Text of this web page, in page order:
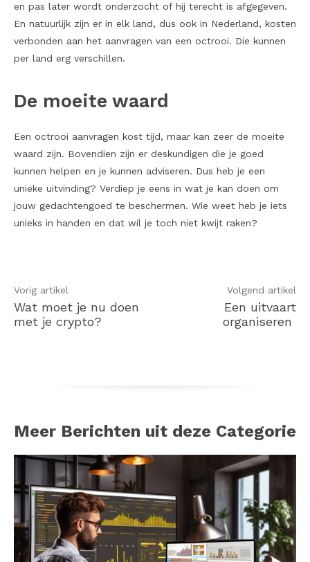
en pas later wordt onderzocht of hij terecht is afgegeven.
En natuurlijk zijn er in elk land, dus ook in Nederland, kosten
verbonden aan het aanvragen van een octrooi. Die kunnen
per land erg verschillen.
De moeite waard
Een octrooi aanvragen kost tijd, maar kan zeer de moeite
waard zijn. Bovendien zijn er deskundigen die je goed
kunnen helpen en je kunnen adviseren. Dus heb je een
unieke uitvinding? Verdiep je eens in wat je kan doen om
jouw gedachtengoed te beschermen. Wie weet heb je iets
unieks in handen en dat wil je toch niet kwijt raken?
Vorig artikel
Wat moet je nu doen
met je crypto?
Volgend artikel
Een uitvaart
organiseren
Meer Berichten uit deze Categorie